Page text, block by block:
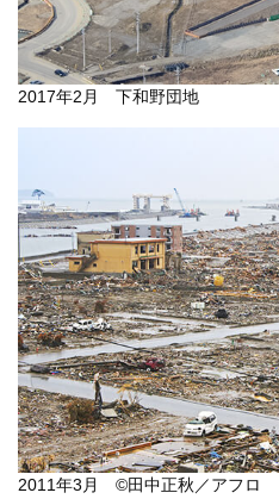
2017年2月 下和野団地
2011年3月 ©田中正秋／アフロ